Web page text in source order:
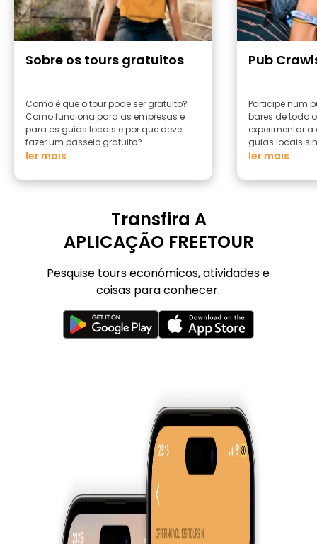
Sobre os tours gratuitos
Como é que o tour pode ser gratuito?
Como funciona para as empresas e
para os guias locais e por que deve
fazer um passeio gratuito?
ler mais
Pub
Participe num
bares de todo
experimentar
guias locais
ler mais
Transfira A
APLICAÇÃO FREETOUR
Pesquise tours económicos, atividades e
coisas para conhecer.